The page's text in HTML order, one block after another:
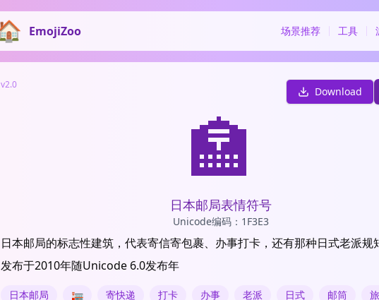
EmojiZoo 场景推荐 工具
v2.0
Download
🏣
日本邮局表情符号
Unicode编码：1F3E3
日本邮局的标志性建筑，代表寄信寄包裹、办事打卡，还有那种日式老派规
发布于2010年随Unicode 6.0发布年
日本邮局 🏣 寄快递 打卡 办事 老派 日式 邮筒